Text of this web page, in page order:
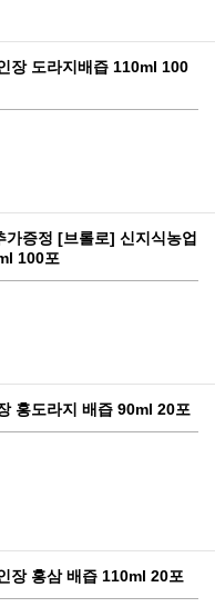
장 도라지배즙 110ml 100
가증정 [브롤로] 신지식농업
100포
홍도라지 배즙 90ml 20포
장 홍삼 배즙 110ml 20포